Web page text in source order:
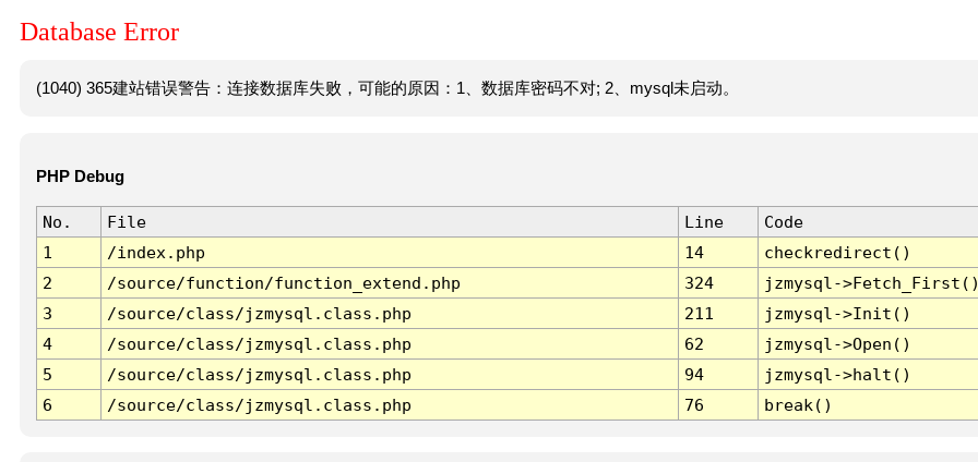
Database Error
(1040) 365建站错误警告：连接数据库失败，可能的原因：1、数据库密码不对; 2、mysql未启动。
PHP Debug
No. File Line
Code
1
/index.php 14
checkredirect()
2
/source/function/function_extend.php 324
jzmysql-
3
/source/class/jzmysql.class.php 211
jzmysql->Init()
4
/source/class/jzmysql.class.php 62
jzmysql->Open()
5
/source/class/jzmysql.class.php 94
jzmysql->halt()
6
/source/class/jzmysql.class.php 76 break()